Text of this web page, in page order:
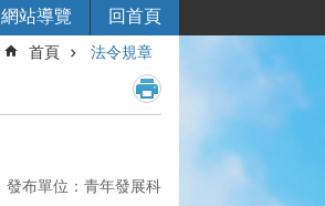
網站導覽 回首頁
首頁 法令規章
發布單位：青年發展科